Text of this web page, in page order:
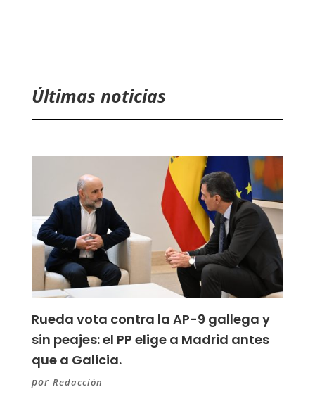
Últimas noticias
Rueda vota contra la AP-9 gallega y
sin peajes: el PP elige a Madrid antes
que a Galicia.
por Redacción